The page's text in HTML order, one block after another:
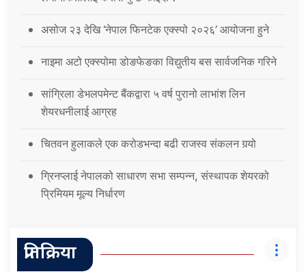
असोज २३ देखि ‘नेपाल फिनटेक एक्स्पो २०२६’ आयोजना हुने
नाइमा अटो एक्स्पोमा डोङफेङका विद्युतीय बस सार्वजनिक गरिने
सांग्रिला डेभलपमेन्ट बैंकद्वारा ५ वर्ष पुरानो लाभांश लिन
शेयरधनीलाई आग्रह
चितवन हुलाकले एक करोडभन्दा बढी राजस्व संकलन गर्‍यो
ग्रिनप्लाई नेपालको साधारण सभा सम्पन्न, संस्थापक शेयरको
प्रिमियम मूल्य निर्धारण
प्रतिक्रिया